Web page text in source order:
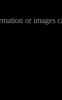
or images